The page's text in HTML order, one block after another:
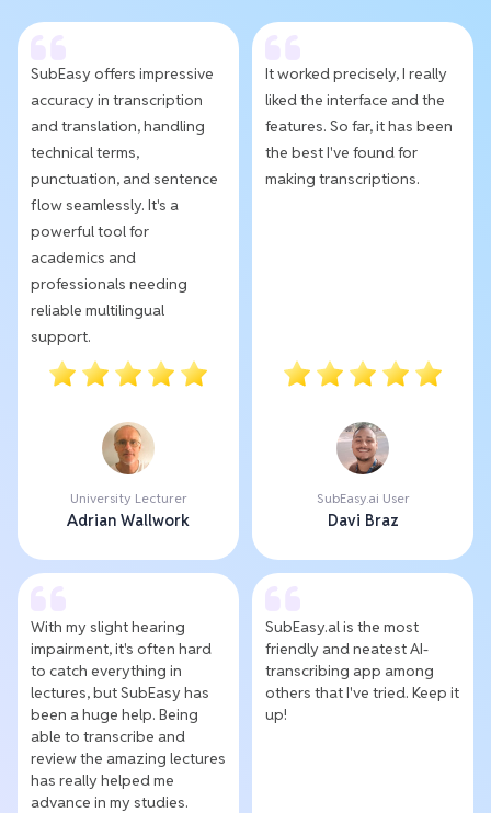
SubEasy offers impressive
accuracy in transcription
and translation, handling
technical terms,
punctuation, and sentence
flow seamlessly. It's a
powerful tool for
academics and
professionals needing
reliable multilingual
support.
University Lecturer
Adrian Wallwork
It worked precisely, I really
liked the interface and the
features. So far, it has been
the best I've found for
making transcriptions.
SubEasy.ai User
Davi Braz
With my slight hearing
impairment, it's often hard
to catch everything in
lectures, but SubEasy has
been a huge help. Being
able to transcribe and
review the amazing lectures
has really helped me
advance in my studies.
SubEasy.al is the most
friendly and neatest AI-
transcribing app among
others that I've tried. Keep it
up!